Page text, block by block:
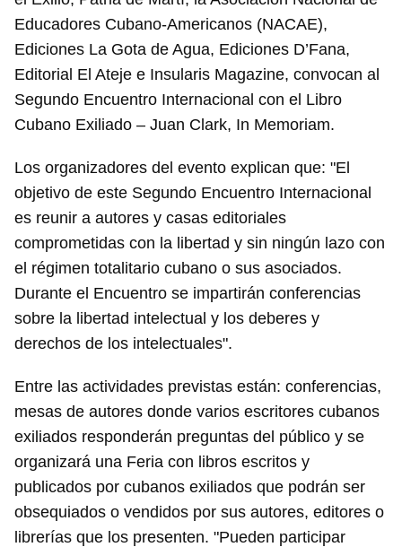
Educadores Cubano-Americanos (NACAE),
Ediciones La Gota de Agua, Ediciones D’Fana,
Editorial El Ateje e Insularis Magazine, convocan al
Segundo Encuentro Internacional con el Libro
Cubano Exiliado – Juan Clark, In Memoriam.
Los organizadores del evento explican que: "El
objetivo de este Segundo Encuentro Internacional
es reunir a autores y casas editoriales
comprometidas con la libertad y sin ningún lazo con
el régimen totalitario cubano o sus asociados.
Durante el Encuentro se impartirán conferencias
sobre la libertad intelectual y los deberes y
derechos de los intelectuales".
Entre las actividades previstas están: conferencias,
mesas de autores donde varios escritores cubanos
exiliados responderán preguntas del público y se
organizará una Feria con libros escritos y
publicados por cubanos exiliados que podrán ser
obsequiados o vendidos por sus autores, editores o
librerías que los presenten. "Pueden participar